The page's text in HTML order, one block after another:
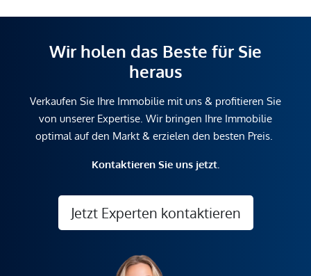
Wir holen das Beste für Sie
heraus
Verkaufen Sie Ihre Immobilie mit uns & profitieren Sie
von unserer Expertise. Wir bringen Ihre Immobilie
optimal auf den Markt & erzielen den besten Preis.
Kontaktieren Sie uns jetzt.
Jetzt Experten kontaktieren